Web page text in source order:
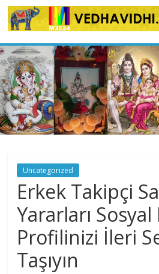
Skip
to
Uncategorized
Erkek Takipçi
Yararları
Profilinizi İleri
Taşıyın